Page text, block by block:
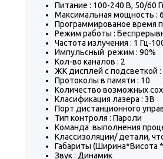
Питание : 100-240 В, 50/60
Максимальная мощность :
Программированое время
Режим работы :
Частота излучения : 1 Гц-
Импульсный режим : 90%
Кол-во каналов : 2
ЖК дисплей с подсветкой :
Протоколы в памяти : 10
Количество возможных
Класификация лазера : 3B
Порт дистанционного
Тип контроля : Пароли
Команда выполнения
Классизоляции/ детали,
Габариты (Ширина*Висота
Звук : Динамик